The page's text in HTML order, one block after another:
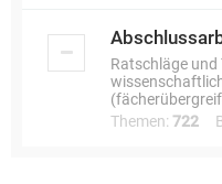
Ratschläge und
Themen: 722